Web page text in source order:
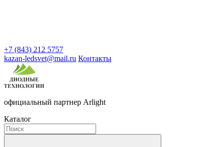
+7 (843) 212 5757
kazan-ledsvet@mail.ru Контакты
официальный партнер Arlight
Каталог